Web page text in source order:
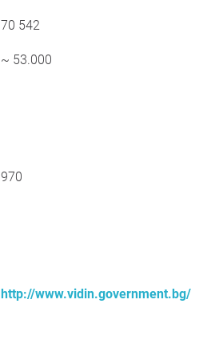
70 542
~ 53.000
970
http://www.vidin.government.bg/